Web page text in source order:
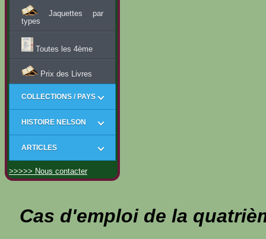
Jaquettes par
types
Toutes les 4ème
Prix des Livres
COLLECTIONS / PAYS
HISTOIRE NELSON
ARTICLES
>>>>> Nous contacter
Cas d'emploi de la